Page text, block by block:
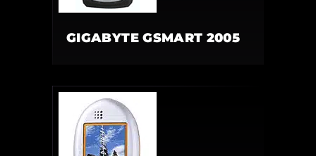
GIGABYTE GSMART 2005